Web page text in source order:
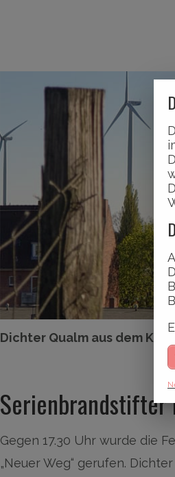
Dichter Qualm aus dem
Serienbrandstifter
Gegen 17.30 Uhr wurde die
„Neuer Weg“ gerufen.